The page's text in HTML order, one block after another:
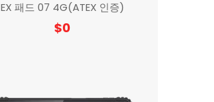
EX 패드 07 4G(ATEX 인증)
$0